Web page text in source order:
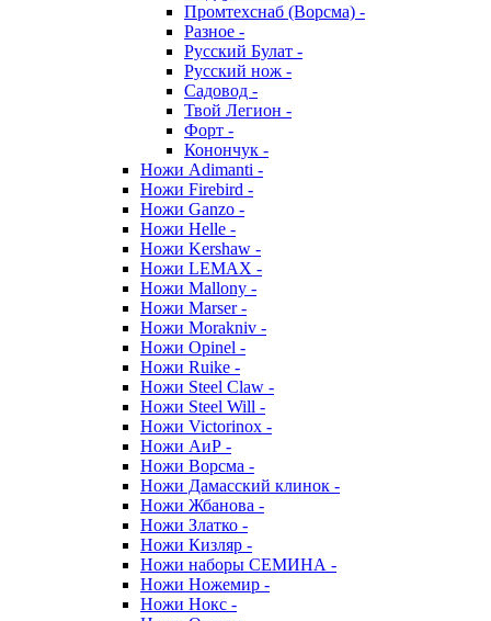
Промтехснаб (Ворсма) -
Разное -
Русский Булат -
Русский нож -
Садовод -
Твой Легион -
Форт -
Конончук -
Ножи Adimanti -
Ножи Firebird -
Ножи Ganzo -
Ножи Helle -
Ножи Kershaw -
Ножи LEMAX -
Ножи Mallony -
Ножи Marser -
Ножи Morakniv -
Ножи Opinel -
Ножи Ruike -
Ножи Steel Claw -
Ножи Steel Will -
Ножи Victorinox -
Ножи АиР -
Ножи Ворсма -
Ножи Дамасский клинок -
Ножи Жбанова -
Ножи Златко -
Ножи Кизляр -
Ножи наборы СЕМИНА -
Ножи Ножемир -
Ножи Нокс -